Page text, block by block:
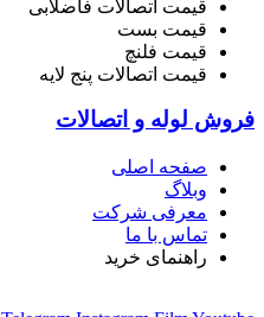
قیمت اتصالات فاضلابی
قیمت بست
قیمت فلنچ
قیمت اتصالات پنج لایه
فروش لوله و اتصالات
صفحه اصلی
وبلاگ
معرفی شرکت
تماس با ما
راهنمای خرید